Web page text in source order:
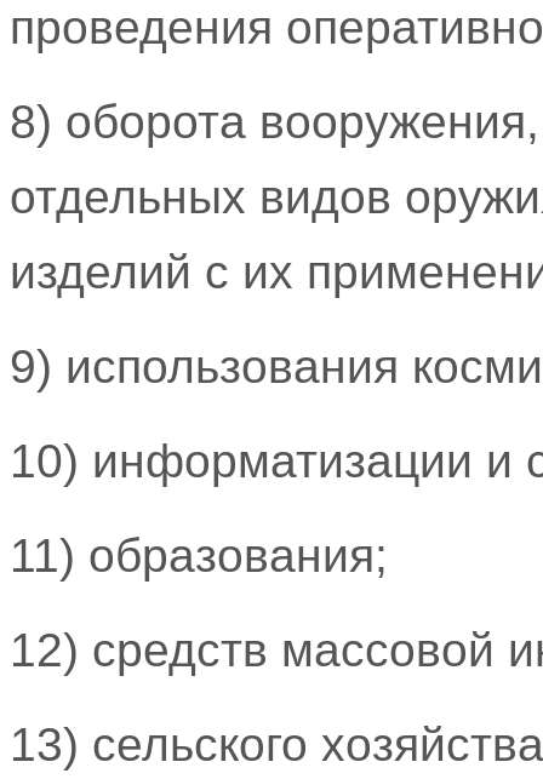
проведения
8) оборота
отдельных видов
изделий с их
9) использования
10) информатизации и
11) образования;
12) средств массовой
13) сельского